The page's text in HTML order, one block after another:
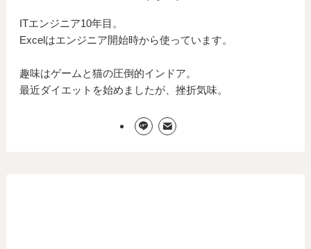
ITエンジニア10年目。
Excelはエンジニア開始時から使っています。
趣味はゲームと猫の圧倒的インドア。
最近ダイエットを始めましたが、挫折気味。